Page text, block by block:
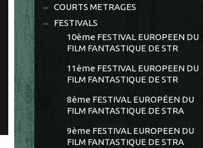
COURTS METRAGES
FESTIVALS
10ème FESTIVAL EUROPEEN DU
FILM FANTASTIQUE DE STR
11ème FESTIVAL EUROPEEN DU
FILM FANTASTIQUE DE STR
8ème FESTIVAL EUROPÉEN DU
FILM FANTASTIQUE DE STRA
9ème FESTIVAL EUROPEEN DU
FILM FANTASTIQUE DE STRA